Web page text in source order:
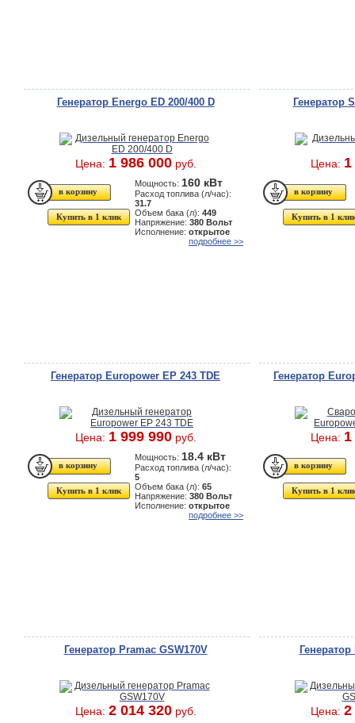
Генератор Energo ED 200/400 D
Цена: 1 986 000руб.
Купить в 1 клик
Мощность: 160 кВт
Расход топлива (л/час):
31.7
Объем бака (л): 449
Напряжение: 380 Вольт
Исполнение: открытое
подробнее >>
Генератор
Цена:
Купить в 1
Генератор Europower EP 243 TDE
Цена: 1 999 990руб.
Купить в 1 клик
Мощность: 18.4 кВт
Расход топлива (л/час):
5
Объем бака (л): 65
Напряжение: 380 Вольт
Исполнение: открытое
подробнее >>
Генератор
Цена:
Купить в 1
Генератор Pramac GSW170V
Цена: 2 014 320руб. Цена: 2